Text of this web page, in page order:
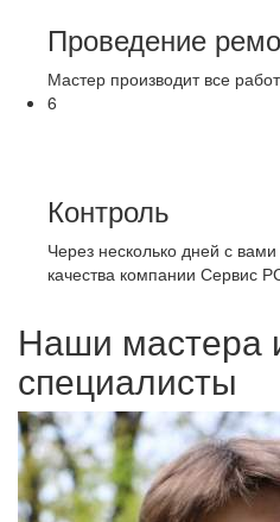
Проведение
Мастер производит все
6
Контроль
Через несколько дней с
качества компании Сервис
Наши мастера
специалисты